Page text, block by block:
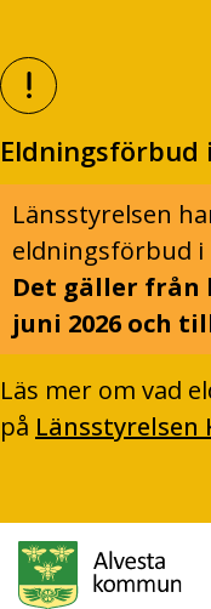
Eldningsförbud
Länsstyrelsen
eldningsförbud i
Det gäller från
juni 2026 och
Läs mer om vad
på Länsstyrelsen